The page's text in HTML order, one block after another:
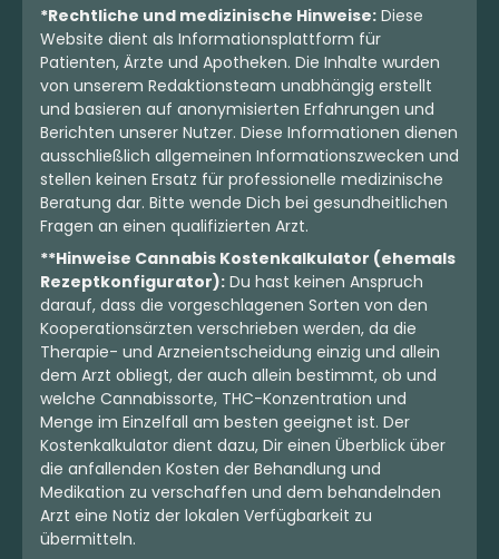
*Rechtliche und medizinische Hinweise: Diese
Website dient als Informationsplattform für
Patienten, Ärzte und Apotheken. Die Inhalte wurden
von unserem Redaktionsteam unabhängig erstellt
und basieren auf anonymisierten Erfahrungen und
Berichten unserer Nutzer. Diese Informationen dienen
ausschließlich allgemeinen Informationszwecken und
stellen keinen Ersatz für professionelle medizinische
Beratung dar. Bitte wende Dich bei gesundheitlichen
Fragen an einen qualifizierten Arzt.
**Hinweise Cannabis Kostenkalkulator (ehemals
Rezeptkonfigurator): Du hast keinen Anspruch
darauf, dass die vorgeschlagenen Sorten von den
Kooperationsärzten verschrieben werden, da die
Therapie- und Arzneientscheidung einzig und allein
dem Arzt obliegt, der auch allein bestimmt, ob und
welche Cannabissorte, THC-Konzentration und
Menge im Einzelfall am besten geeignet ist. Der
Kostenkalkulator dient dazu, Dir einen Überblick über
die anfallenden Kosten der Behandlung und
Medikation zu verschaffen und dem behandelnden
Arzt eine Notiz der lokalen Verfügbarkeit zu
übermitteln.